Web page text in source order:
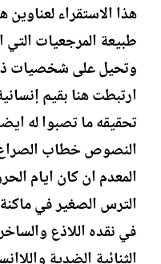
هذا الاستقراء لعناوين
طبيعة المرجعيات التي
وتحيل على شخصيات
ارتبطت هنا بقيم
تحقيقه ما تصبوا له
النصوص خطاب الصراع
المعدم ان كان ايام
الترس الصغير في
في نقده اللاذع